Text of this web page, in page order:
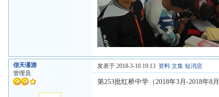
信天谨游
管理员
发表于 2018-3-10 19:13 资料 文集 短消息
第253批红桥中学（2018年3月-2018年8